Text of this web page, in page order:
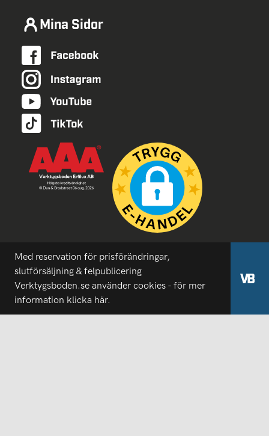
Mina Sidor
Med reservation för prisförändringar,
slutförsäljning & felpublicering
Verktygsboden.se använder cookies - för mer
information klicka här.